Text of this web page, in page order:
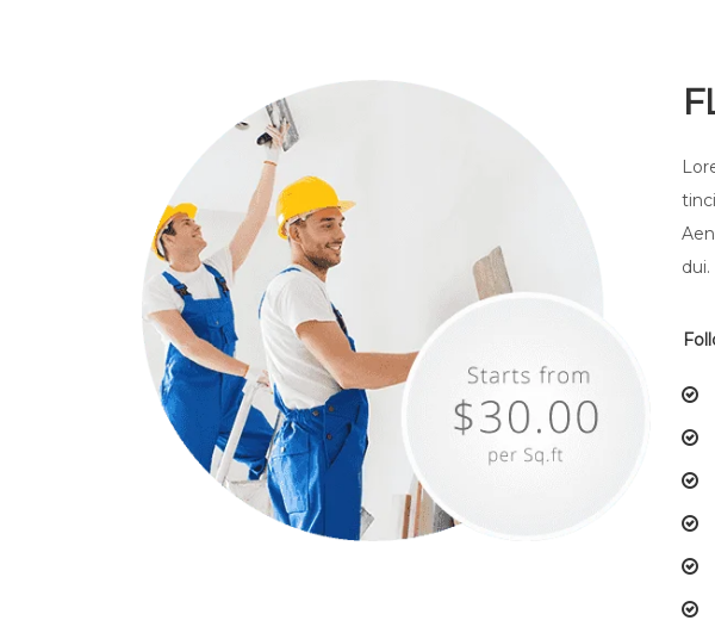
dui.